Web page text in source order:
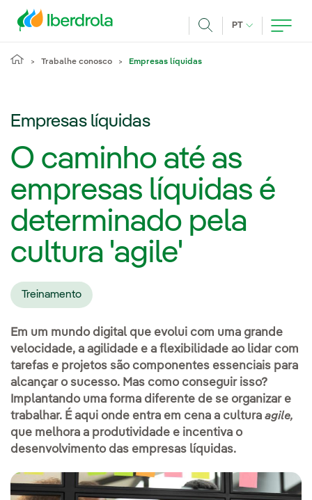
PT IDIOMA ATUAL,
Trabalhe conosco Empresas líquidas
Empresas líquidas
O caminho até as
empresas líquidas é
determinado pela
cultura 'agile'
Treinamento
Em um mundo digital que evolui com uma grande
velocidade, a agilidade e a flexibilidade ao lidar com
tarefas e projetos são componentes essenciais para
alcançar o sucesso. Mas como conseguir isso?
Implantando uma forma diferente de se organizar e
trabalhar. É aqui onde entra em cena a cultura agile,
que melhora a produtividade e incentiva o
desenvolvimento das empresas líquidas.